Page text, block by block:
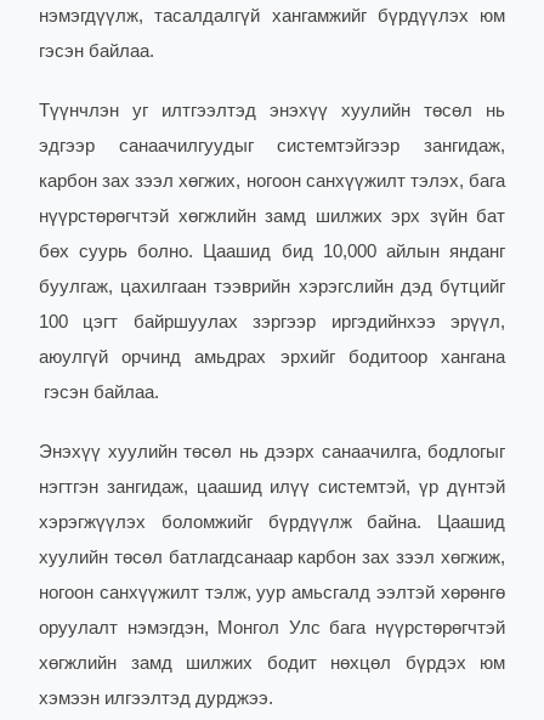
нэмэгдүүлж, тасалдалгүй хангамжийг бүрдүүлэх юм
гэсэн байлаа.
Түүнчлэн уг илтгээлтэд энэхүү хуулийн төсөл нь
эдгээр санаачилгуудыг системтэйгээр зангидаж,
карбон зах зээл хөгжих, ногоон санхүүжилт тэлэх, бага
нүүрстөрөгчтэй хөгжлийн замд шилжих эрх зүйн бат
бөх суурь болно. Цаашид бид 10,000 айлын янданг
буулгаж, цахилгаан тээврийн хэрэгслийн дэд бүтцийг
100 цэгт байршуулах зэргээр иргэдийнхээ эрүүл,
аюулгүй орчинд амьдрах эрхийг бодитоор хангана
гэсэн байлаа.
Энэхүү хуулийн төсөл нь дээрх санаачилга, бодлогыг
нэгтгэн зангидаж, цаашид илүү системтэй, үр дүнтэй
хэрэгжүүлэх боломжийг бүрдүүлж байна. Цаашид
хуулийн төсөл батлагдсанаар карбон зах зээл хөгжиж,
ногоон санхүүжилт тэлж, уур амьсгалд ээлтэй хөрөнгө
оруулалт нэмэгдэн, Монгол Улс бага нүүрстөрөгчтэй
хөгжлийн замд шилжих бодит нөхцөл бүрдэх юм
хэмээн илгээлтэд дурджээ.